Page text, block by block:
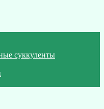
суккуленты